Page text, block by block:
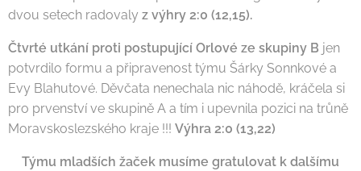
dvou setech radovaly z výhry 2:0 (12,15).
Čtvrté utkání proti postupující Orlové ze skupiny B jen
potvrdilo formu a připravenost týmu Šárky Sonnkové a
Evy Blahutové. Děvčata nenechala nic náhodě, kráčela si
pro prvenství ve skupině A a tím i upevnila pozici na trůně
Moravskoslezského kraje !!! Výhra 2:0 (13,22)
Týmu mladších žaček musíme gratulovat k dalšímu